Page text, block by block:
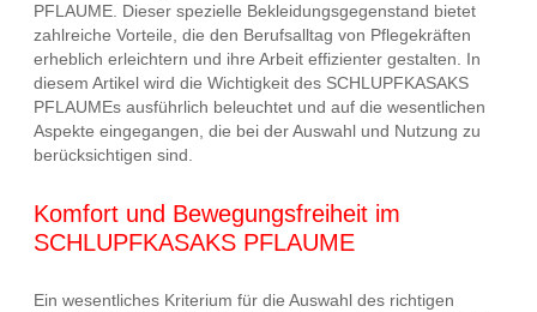
PFLAUME. Dieser spezielle Bekleidungsgegenstand bietet
zahlreiche Vorteile, die den Berufsalltag von Pflegekräften
erheblich erleichtern und ihre Arbeit effizienter gestalten. In
diesem Artikel wird die Wichtigkeit des SCHLUPFKASAKS
PFLAUMEs ausführlich beleuchtet und auf die wesentlichen
Aspekte eingegangen, die bei der Auswahl und Nutzung zu
berücksichtigen sind.
Komfort und Bewegungsfreiheit im
SCHLUPFKASAKS PFLAUME
Ein wesentliches Kriterium für die Auswahl des richtigen